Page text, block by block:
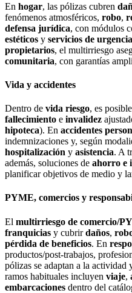
En hogar, las pólizas cubren
fenómenos atmosféricos, robo,
defensa jurídica, con módulos
estéticos y servicios de urgencia
propietarios, el multirriesgo
comunitaria, con garantías
Vida y accidentes
Dentro de vida riesgo, es
fallecimiento e invalidez
hipoteca). En accidentes
indemnizaciones y, según
hospitalización y asistencia. A
además, soluciones de ahorro e
planificar objetivos de medio y
PYME, comercios y
El multirriesgo de comercio/
franquicias y cubrirdaños,
pérdida de beneficios. En
productos/post-trabajos,
pólizas se adaptan a la actividad
ramos habituales incluyen viaje,
embarcaciones dentro del